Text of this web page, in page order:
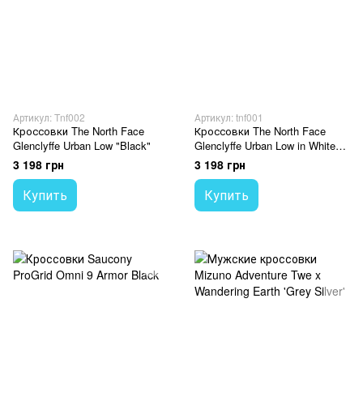
Артикул: Tnf002
Кроссовки The North Face
Glenclyffe Urban Low "Black"
3 198 грн
Купить
Артикул: tnf001
Кроссовки The North Face
Glenclyffe Urban Low in White
Dune & TNF Black
3 198 грн
Купить